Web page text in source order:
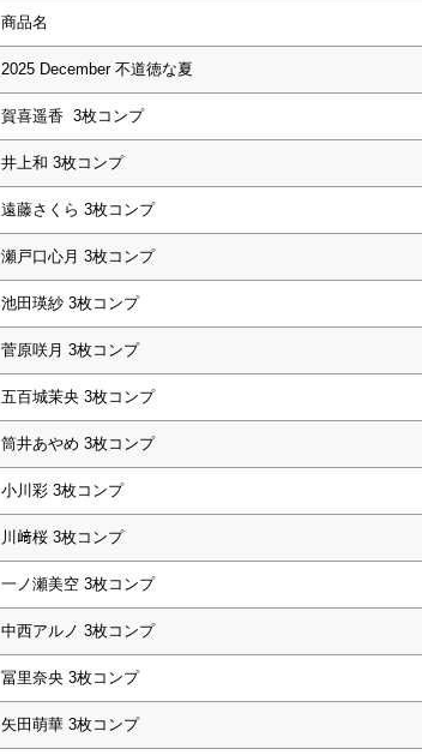
商品名
2025 December 不道徳な夏
賀喜遥香 3枚コンプ
井上和 3枚コンプ
遠藤さくら 3枚コンプ
瀬戸口心月 3枚コンプ
池田瑛紗 3枚コンプ
菅原咲月 3枚コンプ
五百城茉央 3枚コンプ
筒井あやめ 3枚コンプ
小川彩 3枚コンプ
川﨑桜 3枚コンプ
一ノ瀬美空 3枚コンプ
中西アルノ 3枚コンプ
冨里奈央 3枚コンプ
矢田萌華 3枚コンプ